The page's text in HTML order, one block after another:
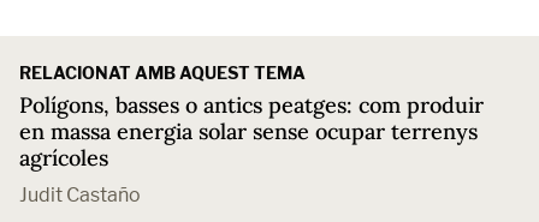
RELACIONAT AMB AQUEST TEMA
Polígons, basses o antics peatges: com produir
en massa energia solar sense ocupar terrenys
agrícoles
Judit Castaño